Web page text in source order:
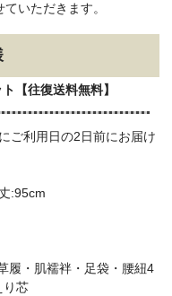
いただきます。
【往復送料無料】
ご利用日の2日前にお届け
:95cm
履・肌襦袢・足袋・腰紐4
り芯